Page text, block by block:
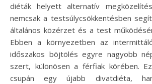
diéták helyett alternatív
nemcsak a testsúlycsökkentésben
általános közérzet és a test
Ebben a környezetben az
időszakos böjtölés egyre nagyobb
szert, különösen a férfiak körében.
csupán egy újabb divatdiéta,